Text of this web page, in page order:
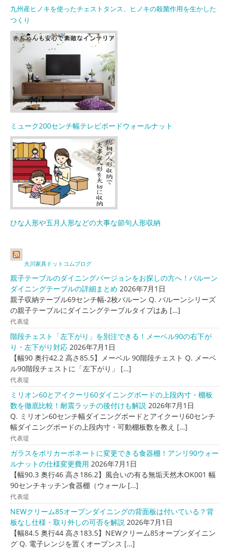
九州産ヒノキを使ったチェストタンス、ヒノキの殺菌作用を生かした
つくり
ミューク200センチ幅テレビボードウォールナット
ひな人形や五月人形などの大事な節句人形収納
大川家具ドットコムブログ
親子テーブルのダイニングバージョンをお探しの方へ！バルーン
ダイニングテーブルの詳細まとめ 2026年7月1日
親子収納テーブル69センチ幅-2枚バルーン Q. バルーンシリーズ
の親子テーブルにダイニングテーブルタイプはあ […]
代表堤
階段チェスト「左下がり」を別注できる！メーベル90の右下が
り・左下がり対応 2026年7月1日
【幅90 奥行42.2 高さ85.5】メーベル 90階段チェスト Q. メーベ
ル90階段チェストに「左下がり」 […]
代表堤
ミリオン60とアイクーリ60ダイニングボードの上段内寸・棚板
数を徹底比較！耐震ラッチの後付けも解説 2026年7月1日
Q. ミリオン60センチ幅ダイニングボードとアイクーリ60センチ
幅ダイニングボードの上段内寸・可動棚板数を教え […]
代表堤
ガラスをポリカーボネートに変更できる食器棚！アンリ90ウォー
ルナットの仕様変更費用 2026年7月1日
【幅90.3 奥行46 高さ186.2】風合いの有る無垢天然木OK001 幅
90センチキッチン食器棚（ウォール […]
代表堤
NEWクリーム85オープンダイニングの背面板は付いている？背
板なし仕様・取り外しの可否を解説 2026年7月1日
【幅84.5 奥行44 高さ183.5】NEWクリーム85オープンダイニン
グ Q. 電子レンジを置くオープンス […]